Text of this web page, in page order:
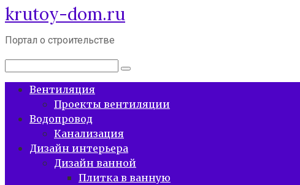
Перейти
к
контенту
krutoy-dom.ru
Портал о строительстве
Поиск:
Вентиляция
Проекты вентиляции
Водопровод
Канализация
Дизайн интерьера
Дизайн ванной
Плитка в ванную